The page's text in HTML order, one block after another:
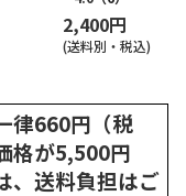
2,400円
(送料別・税込)
律660円（税
格が5,500円
、送料負担はご